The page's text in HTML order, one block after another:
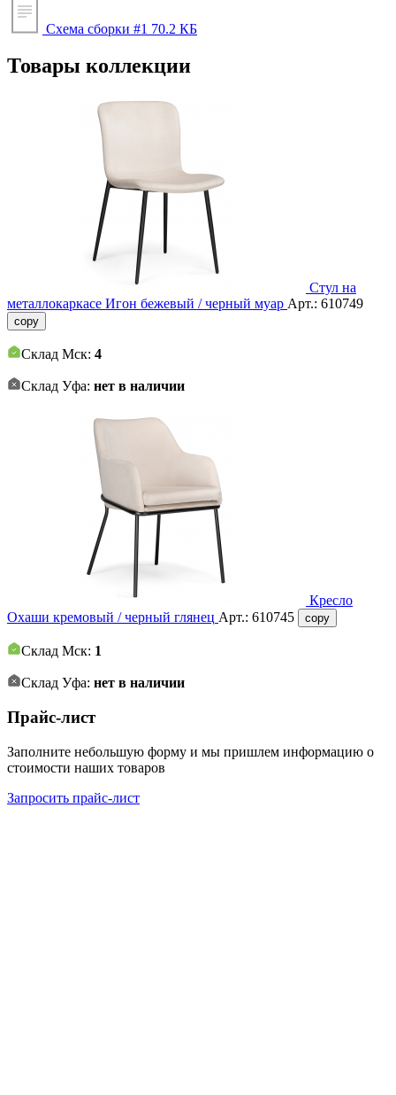
Схема сборки #1 70.2 КБ
Товары коллекции
Стул на
металлокаркасе Игон бежевый / черный муар Арт.: 610749
copy
Склад Мск: 4
Склад Уфа: нет в наличии
Кресло
Охаши кремовый / черный глянец Арт.: 610745 copy
Склад Мск: 1
Склад Уфа: нет в наличии
Прайс-лист
Заполните небольшую форму и мы пришлем информацию о
стоимости наших товаров
Запросить прайс-лист